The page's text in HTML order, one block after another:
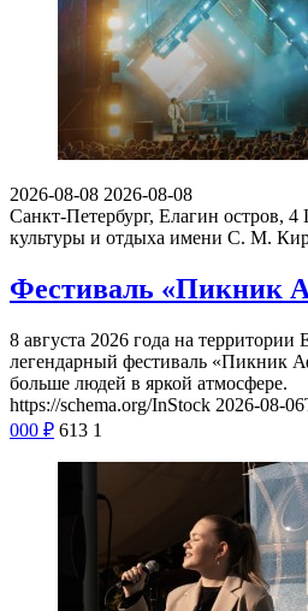
2026-08-08 2026-08-08
Санкт-Петербург, Елагин остров, 4
культуры и отдыха имени С. М.
Фестиваль «Пикник
8 августа 2026 года на территории
легендарный фестиваль «Пикник
больше людей в яркой атмосфере.
https://schema.org/InStock 2026-08-
000 ₽ 613 1